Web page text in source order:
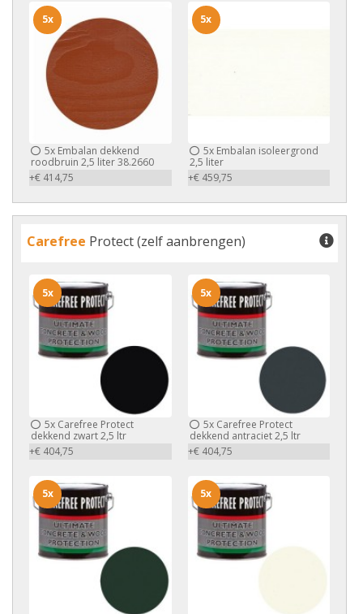
5x Embalan dekkend
roodbruin 2,5 liter 38.2660
+€ 414,75
5x
5xEmbalan isoleergrond
2,5 liter
+€ 459,75
5x
Carefree Protect (zelf aanbrengen)
5x Carefree Protect
dekkend zwart 2,5 ltr
+€ 404,75
5x
5xCarefree Protect
dekkend antraciet 2,5 ltr
+€ 404,75
5x
5x 5x